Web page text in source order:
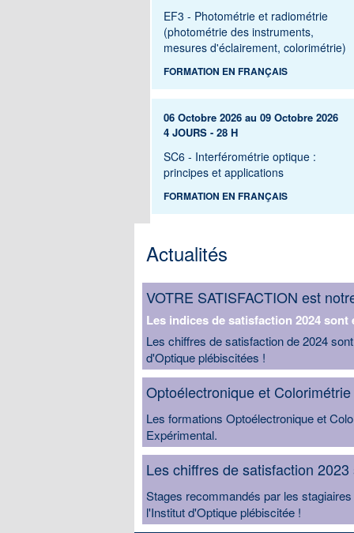
EF3 - Photométrie et radiométrie
(photométrie des instruments,
mesures d'éclairement, colorimétrie)
FORMATION EN FRANÇAIS
06 Octobre 2026 au 09 Octobre 2026
4 JOURS - 28 H
SC6 - Interférométrie optique :
principes et applications
FORMATION EN FRANÇAIS
Actualités
VOTRE SATISFACTION est
Les indices de satisfaction 2024 sont
Les chiffres de satisfaction de 2024
d'Optique plébiscitées !
Optoélectronique et
Les formations Optoélectronique et
Expérimental.
Les chiffres de satisfaction
Stages recommandés par les
l'Institut d'Optique plébiscitée !